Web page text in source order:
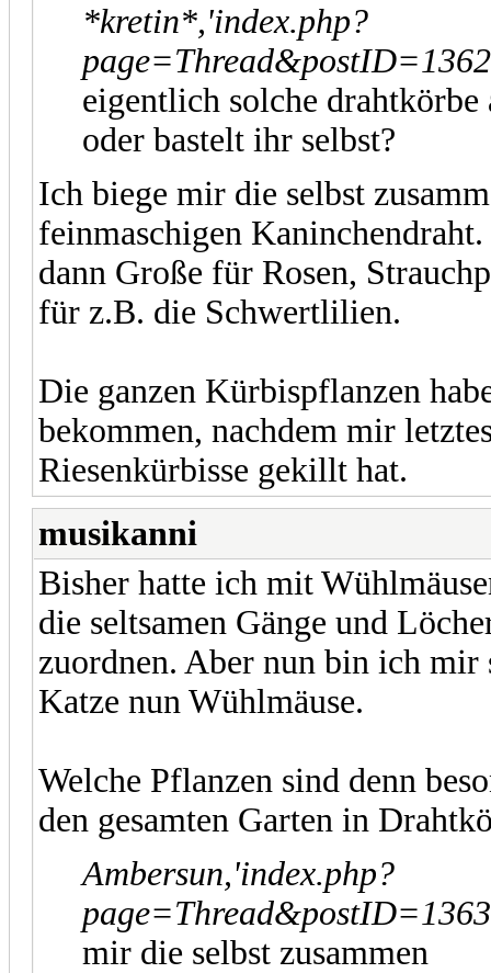
*kretin*,'index.php?
eigentlich solche
oder bastelt ihr selbst?
Ich biege mir die selbst
feinmaschigen
dann Große für Rosen,
für z.B. die Schwertlilien.
Die ganzen Kürbispflanzen
bekommen, nachdem mir
Riesenkürbisse gekillt hat.
musikanni
Bisher hatte ich mit
die seltsamen Gänge und
zuordnen. Aber nun bin ich
Katze nun Wühlmäuse.
Welche Pflanzen sind denn
den gesamten Garten in
Ambersun,'index.php?
mir die selbst zusammen